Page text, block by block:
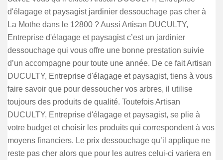
d'élagage et paysagist jardinier dessouchage pas cher à
La Mothe dans le 12800 ? Aussi Artisan DUCULTY,
Entreprise d'élagage et paysagist c’est un jardinier
dessouchage qui vous offre une bonne prestation suivie
d’un accompagne pour toute une année. De ce fait Artisan
DUCULTY, Entreprise d'élagage et paysagist, tiens à vous
faire savoir que pour dessoucher vos arbres, il utilise
toujours des produits de qualité. Toutefois Artisan
DUCULTY, Entreprise d'élagage et paysagist, se plie à
votre budget et choisir les produits qui correspondent à vos
moyens financiers. Le prix dessouchage qu’il applique ne
reste pas cher alors que pour les autres celui-ci variera en